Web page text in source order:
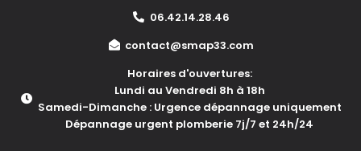
06.42.14.28.46
contact@smap33.com
Horaires d'ouvertures:
Lundi au Vendredi 8h à 18h
Samedi-Dimanche : Urgence dépannage uniquement
Dépannage urgent plomberie 7j/7 et 24h/24